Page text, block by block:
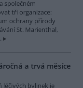
společném
tři organizace:
ochrany přírody
St. Marienthal,
a trvá měsíce
léčivých bylinek je